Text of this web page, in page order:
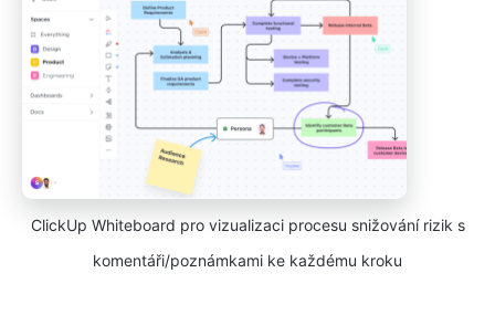
ClickUp Whiteboard pro vizualizaci procesu snižování rizik s
komentáři/poznámkami ke každému kroku